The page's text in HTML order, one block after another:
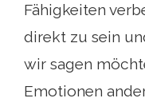
Fähigkeiten
direkt zu sein
wir sagen
Emotionen